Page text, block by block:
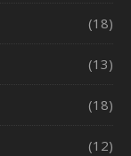
(18)
(13)
(18)
(12)